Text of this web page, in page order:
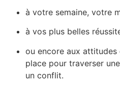
à votre semaine, votre
à vos plus belles
ou encore aux attitudes
place pour traverser
un conflit.